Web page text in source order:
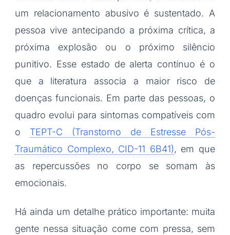
um relacionamento abusivo é sustentado. A
pessoa vive antecipando a próxima crítica, a
próxima explosão ou o próximo silêncio
punitivo. Esse estado de alerta contínuo é o
que a literatura associa a maior risco de
doenças funcionais. Em parte das pessoas, o
quadro evolui para sintomas compatíveis com
o TEPT-C (Transtorno de Estresse Pós-
Traumático Complexo, CID-11 6B41), em que
as repercussões no corpo se somam às
emocionais.
Há ainda um detalhe prático importante: muita
gente nessa situação come com pressa, sem